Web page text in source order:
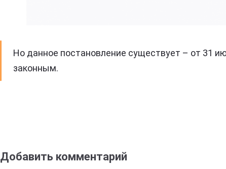
Но данное постановление существует – от 31
законным.
Добавить комментарий